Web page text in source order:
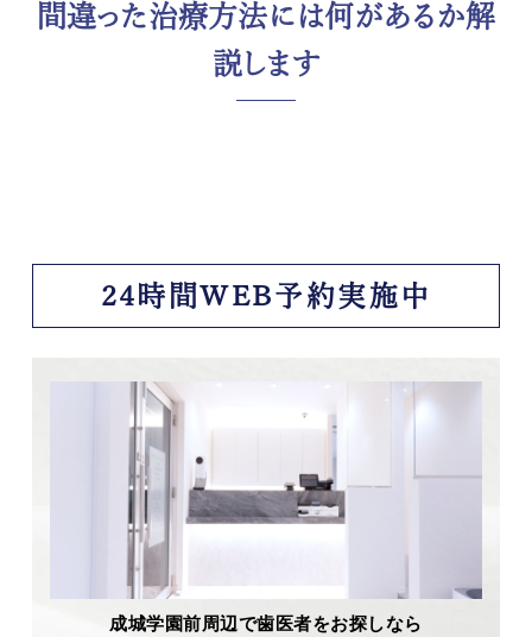
間違った治療方法には何があるか解
説します
24時間WEB予約実施中
成城学園前周辺で歯医者をお探しなら